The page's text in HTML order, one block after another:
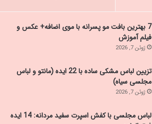
7 بهترین بافت مو پسرانه با موی اضافه+ عکس و
فیلم آموزش
ژوئن 7, 2026
تزیین لباس مشکی ساده با 22 ایده (مانتو و لباس
مجلسی سیاه)
ژوئن 7, 2026
لباس مجلسی با کفش اسپرت سفید مردانه: 14 ایده